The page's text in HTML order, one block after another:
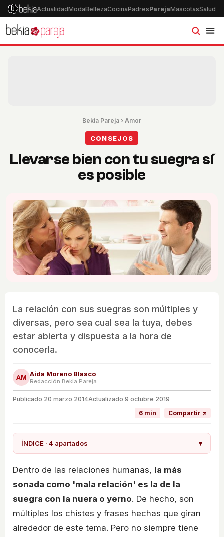
ActualidadModaBellezaCocinaPadresParejaMascotasSalud
Bekia Pareja › Amor
CONSEJOS
Llevarse bien con tu suegra sí
es posible
La relación con sus suegras son múltiples y
diversas, pero sea cual sea la tuya, debes
estar abierta y dispuesta a la hora de
conocerla.
AM Aida Moreno Blasco
Redacción Bekia Pareja
Publicado 20 marzo 2014Actualizado 9 octubre 2019
6 min
Compartir ↗
ÍNDICE · 4 apartados ▾
Dentro de las relaciones humanas, la más
sonada como 'mala relación' es la de la
suegra con la nuera o yerno. De hecho, son
múltiples los chistes y frases hechas que giran
alrededor de este tema. Pero no siempre tiene